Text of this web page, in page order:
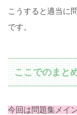
こうすると適当に
です。
ここでのまと
今回は問題集メイ